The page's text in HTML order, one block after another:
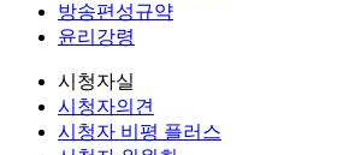
방송편성규약
윤리강령
시청자실
시청자의견
시청자 비평 플러스